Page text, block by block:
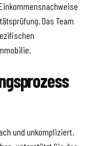
Das Team
und unkompliziert.